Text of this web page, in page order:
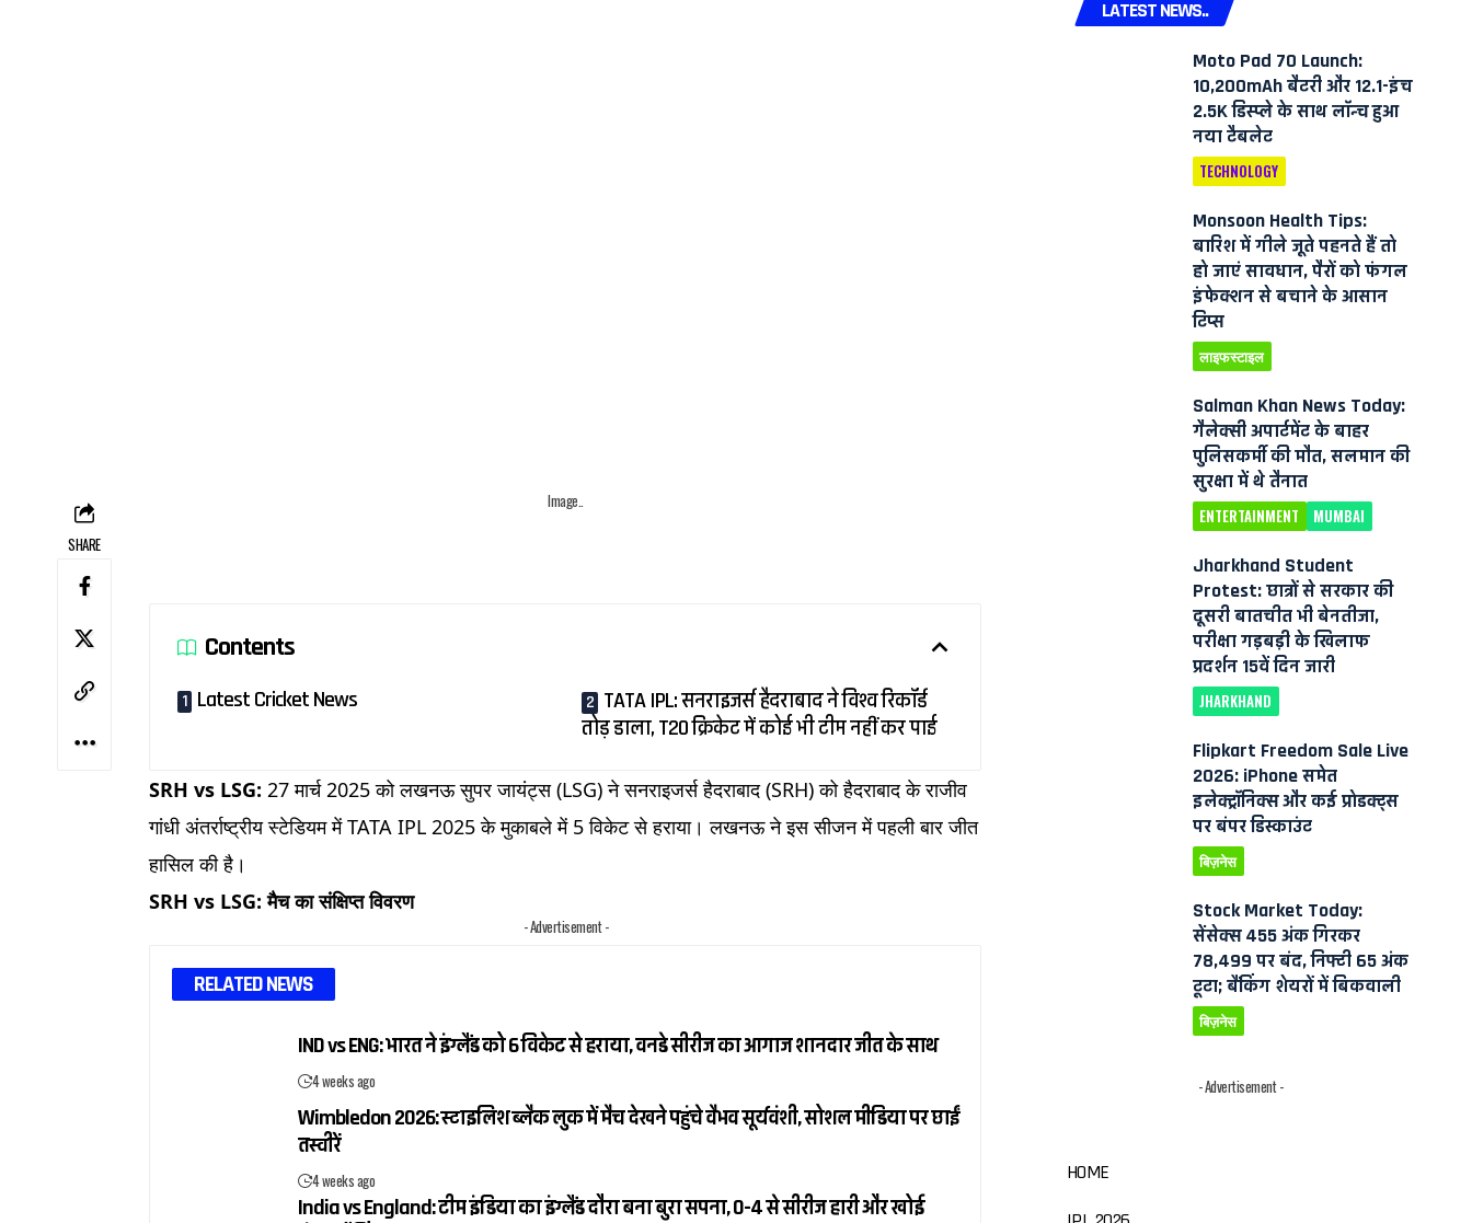
SHARE
Image..
Contents
Latest Cricket News
TATA IPL: सनराइजर्स हैदराबाद ने विश्व रिकॉर्ड
तोड़ डाला, T20 क्रिकेट में कोई भी टीम नहीं कर पाई
SRH vs LSG: 27 मार्च 2025 को लखनऊ सुपर जायंट्स (LSG) ने सनराइजर्स हैदराबाद (SRH) को हैदराबाद के राजीव
गांधी अंतर्राष्ट्रीय स्टेडियम में TATA IPL 2025 के मुकाबले में 5 विकेट से हराया। लखनऊ ने इस सीजन में पहली बार जीत
हासिल की है। ​
SRH vs LSG: मैच का संक्षिप्त विवरण
- Advertisement -
RELATED NEWS
IND vs ENG: भारत ने इंग्लैंड को 6 विकेट से हराया, वनडे सीरीज का आगाज शानदार जीत के साथ
4 weeks ago
Wimbledon 2026: स्टाइलिश ब्लैक लुक में मैच देखने पहुंचे वैभव सूर्यवंशी, सोशल मीडिया पर छाईं
तस्वीरें
4 weeks ago
India vs England: टीम इंडिया का इंग्लैंड दौरा बना बुरा सपना, 0-4 से सीरीज हारी और खोई
LATEST NEWS..
Moto Pad 70 Launch:
10,200mAh बैटरी और 12.1-इंच
2.5K डिस्प्ले के साथ लॉन्च हुआ
नया टैबलेट
TECHNOLOGY
Monsoon Health Tips:
बारिश में गीले जूते पहनते हैं तो
हो जाएं सावधान, पैरों को फंगल
इंफेक्शन से बचाने के आसान
टिप्स
लाइफस्टाइल
Salman Khan News Today:
गैलेक्सी अपार्टमेंट के बाहर
पुलिसकर्मी की मौत, सलमान की
सुरक्षा में थे तैनात
ENTERTAINMENT MUMBAI
Jharkhand Student
Protest: छात्रों से सरकार की
दूसरी बातचीत भी बेनतीजा,
परीक्षा गड़बड़ी के खिलाफ
प्रदर्शन 15वें दिन जारी
JHARKHAND
Flipkart Freedom Sale Live
2026: iPhone समेत
इलेक्ट्रॉनिक्स और कई प्रोडक्ट्स
पर बंपर डिस्काउंट
बिज़नेस
Stock Market Today:
सेंसेक्स 455 अंक गिरकर
78,499 पर बंद, निफ्टी 65 अंक
टूटा; बैंकिंग शेयरों में बिकवाली
बिज़नेस
- Advertisement -
HOME